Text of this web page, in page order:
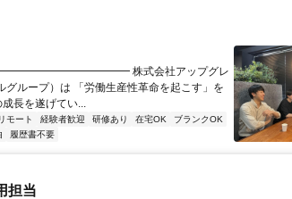
株式会社アップグレ
グループ）は 「労働生産性革命を起こす」を
長を遂げてい...
モート 経験者歓迎 研修あり 在宅OK
ブランクOK
履歴書不要
担当